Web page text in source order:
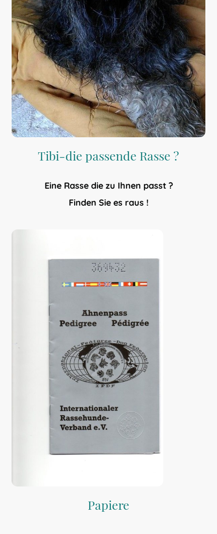
Tibi-die passende Rasse ?
Eine Rasse die zu Ihnen passt ?
Finden Sie es raus !
Papiere